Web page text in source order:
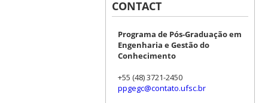
CONTACT
Programa de Pós-Graduação em
Engenharia e Gestão do
Conhecimento
+55 (48) 3721-2450
ppgegc@contato.ufsc.br